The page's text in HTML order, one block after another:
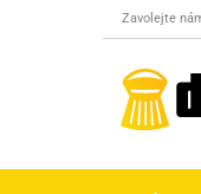
Zavolejte